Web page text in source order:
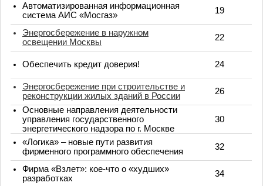
Автоматизированная информационная
система АИС «Мосгаз»
19
Энергосбережение в наружном
освещении Москвы
22
Обеспечить кредит доверия! 24
Энергосбережение при строительстве и
реконструкции жилых зданий в России
26
Основные направления деятельности
управления государственного
энергетического надзора по г. Москве
30
«Логика» – новые пути развития
фирменного программного обеспечения
32
Фирма «Взлет»: кое-что о «худших»
разработках
34